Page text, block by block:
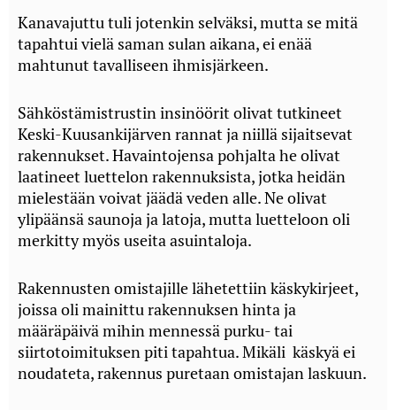
Kanavajuttu tuli jotenkin selväksi, mutta se mitä
tapahtui vielä saman sulan aikana, ei enää
mahtunut tavalliseen ihmisjärkeen.
Sähköstämistrustin insinöörit olivat tutkineet
Keski-Kuusankijärven rannat ja niillä sijaitsevat
rakennukset. Havaintojensa pohjalta he olivat
laatineet luettelon rakennuksista, jotka heidän
mielestään voivat jäädä veden alle. Ne olivat
ylipäänsä saunoja ja latoja, mutta luetteloon oli
merkitty myös useita asuintaloja.
Rakennusten omistajille lähetettiin käskykirjeet,
joissa oli mainittu rakennuksen hinta ja
määräpäivä mihin mennessä purku- tai
siirtotoimituksen piti tapahtua. Mikäli käskyä ei
noudateta, rakennus puretaan omistajan laskuun.